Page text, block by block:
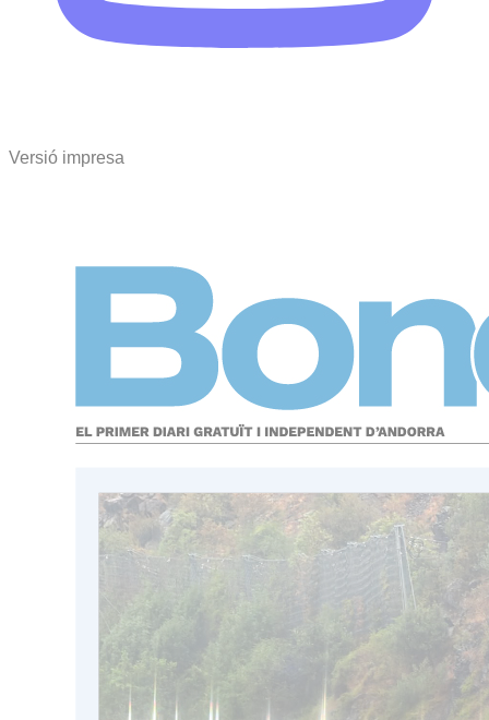
Versió impresa